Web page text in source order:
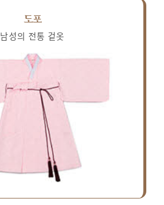
도포
남성의 전통 겉옷